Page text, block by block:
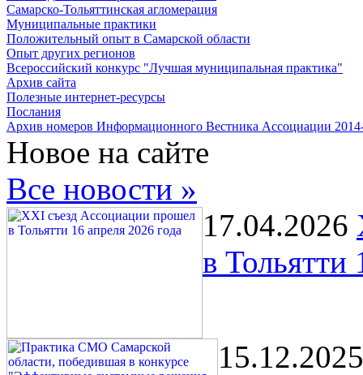
Самарско-Тольяттинская агломерация
Муниципальные практики
Положительный опыт в Самарской области
Опыт других регионов
Всероссийский конкурс "Лучшая муниципальная практика"
Архив сайта
Полезные интернет-ресурсы
Послания
Архив номеров Информационного Вестника Ассоциации
Новое на сайте
Все новости »
17.04.2026
в Тольятти
15.12.2025